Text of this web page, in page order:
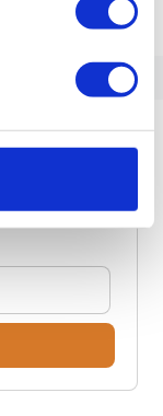
binnen 2